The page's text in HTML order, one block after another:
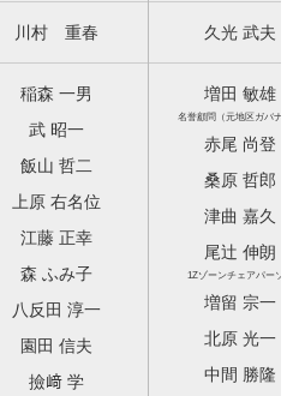
川村 重春 久光 武夫
稲森 一男
武 昭一
飯山 哲二
上原 右名位
江藤 正幸
森 ふみ子
八反田 淳一
園田 信夫
撿﨑 学
増田 敏雄
名誉顧問（元地区ガバナー
赤尾 尚登
桑原 哲郎
津曲 嘉久
尾辻 伸朗
1Zゾーンチェアパーソン
増留 宗一
北原 光一
中間 勝隆